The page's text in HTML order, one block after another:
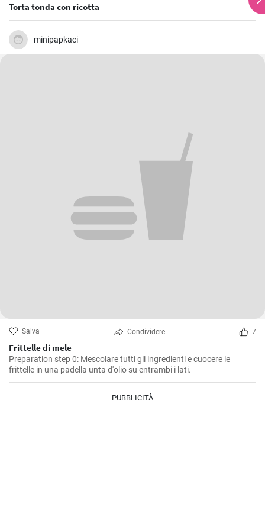
Torta tonda con ricotta
minipapkaci
Salva Condividere 7
Frittelle di mele
Preparation step 0: Mescolare tutti gli ingredienti e cuocere le
frittelle in una padella unta d'olio su entrambi i lati.
PUBBLICITÀ